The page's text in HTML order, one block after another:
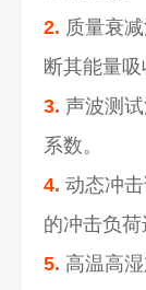
2. 质量衰
断其能量吸
3. 声波测
系数。
4. 动态冲
的冲击负荷
5. 高温高